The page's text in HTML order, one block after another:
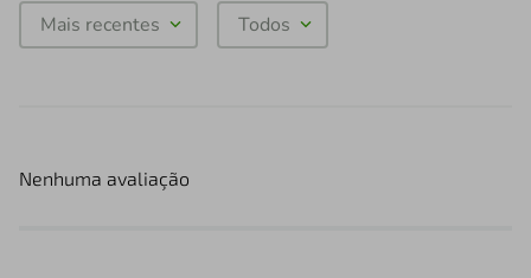
Mais recentes Todos
Nenhuma avaliação